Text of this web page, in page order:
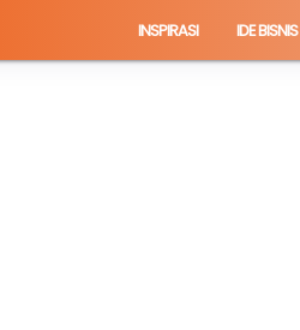
INSPIRASI IDE BISNIS